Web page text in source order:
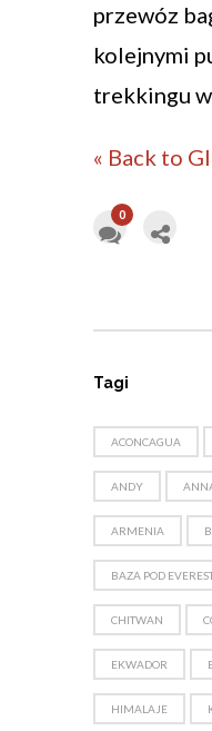
przewóz
kolejnymi
trekkingu
« Back to
0
Tagi
ACONCAGUA
ANDY
ARMENIA
BAZA POD
CHITWAN
EKWADOR
HIMALAJE